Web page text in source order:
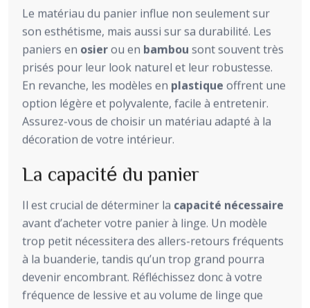
Le matériau du panier influe non seulement sur
son esthétisme, mais aussi sur sa durabilité. Les
paniers en osierou en bambou sont souvent très
prisés pour leur look naturel et leur robustesse.
En revanche, les modèles en plastique offrent une
option légère et polyvalente, facile à entretenir.
Assurez-vous de choisir un matériau adapté à la
décoration de votre intérieur.
La capacité du panier
Il est crucial de déterminer la capacité nécessaire
avant d’acheter votre panier à linge. Un modèle
trop petit nécessitera des allers-retours fréquents
à la buanderie, tandis qu’un trop grand pourra
devenir encombrant. Réfléchissez donc à votre
fréquence de lessive et au volume de linge que